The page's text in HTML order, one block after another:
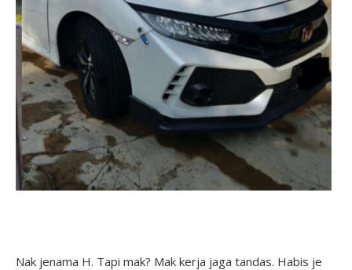
Nak jenama H. Tapi mak? Mak kerja jaga tandas. Habis je